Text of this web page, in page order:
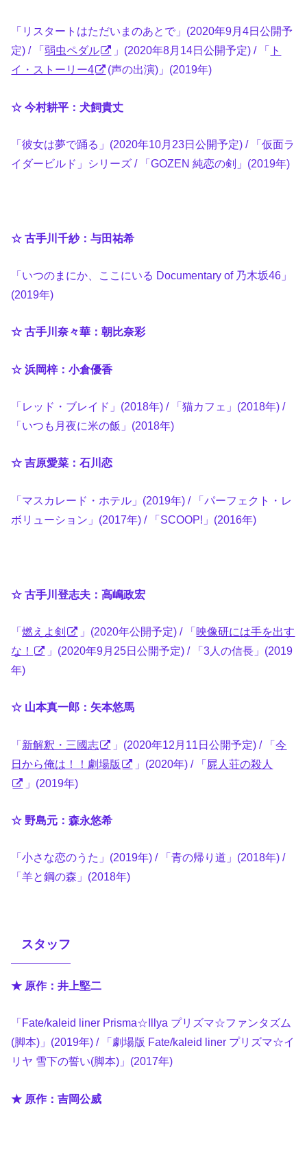
「リスタートはただいまのあとで」(2020年9月4日公開予
定) / 「弱虫ペダル 」(2020年8月14日公開予定) / 「 ト
イ・ストーリー4
(声の出演)」(2019年)
☆ 今村耕平：犬飼貴丈
「彼女は夢で踊る」(2020年10月23日公開予定) / 「仮面ラ
イダービルド」シリーズ / 「GOZEN 純恋の剣」(2019年)
☆ 古手川千紗：与田祐希
「いつのまにか、ここにいる Documentary of 乃木坂46」
(2019年)
☆ 古手川奈々華：朝比奈彩
☆ 浜岡梓：小倉優香
「レッド・ブレイド」(2018年) / 「猫カフェ」(2018年) /
「いつも月夜に米の飯」(2018年)
☆ 吉原愛菜：石川恋
「マスカレード・ホテル」(2019年) / 「パーフェクト・レ
ボリューション」(2017年) / 「SCOOP!」(2016年)
☆ 古手川登志夫：高嶋政宏
「燃えよ剣 」(2020年公開予定) / 「映像研には手を出す
な！
」(2020年9月25日公開予定) / 「3人の信長」(2019
年)
☆ 山本真一郎：矢本悠馬
「新解釈・三國志 」(2020年12月11日公開予定) / 「今
日から俺は！！劇場版
」(2020年) / 「屍人荘の殺人
」(2019年)
☆ 野島元：森永悠希
「小さな恋のうた」(2019年) / 「青の帰り道」(2018年) /
「羊と鋼の森」(2018年)
スタッフ
★ 原作：井上堅二
「Fate/kaleid liner Prisma☆Illya プリズマ☆ファンタズム
(脚本)」(2019年) / 「劇場版 Fate/kaleid liner プリズマ☆イ
リヤ 雪下の誓い(脚本)」(2017年)
★ 原作：吉岡公威